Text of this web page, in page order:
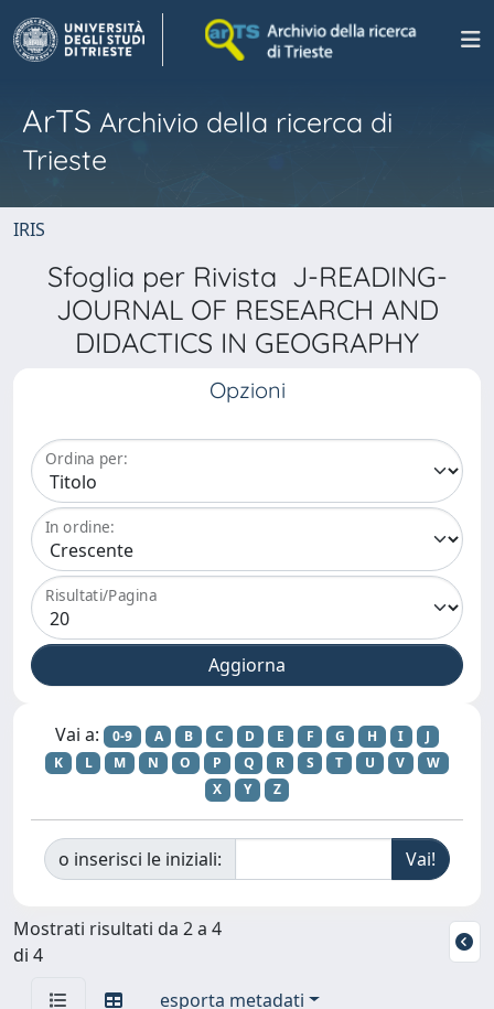
ArTS Archivio della ricerca di
Trieste
IRIS
Sfoglia per Rivista J-READING-
JOURNAL OF RESEARCH AND
DIDACTICS IN GEOGRAPHY
Opzioni
Ordina per:
In ordine:
Risultati/Pagina
Vai a: 0-9 A B C D E F G H I
J
K
L M N O P Q R S T U V
W
X
Y Z
o inserisci le iniziali:
Mostrati risultati da 2 a 4
di 4
esporta metadati